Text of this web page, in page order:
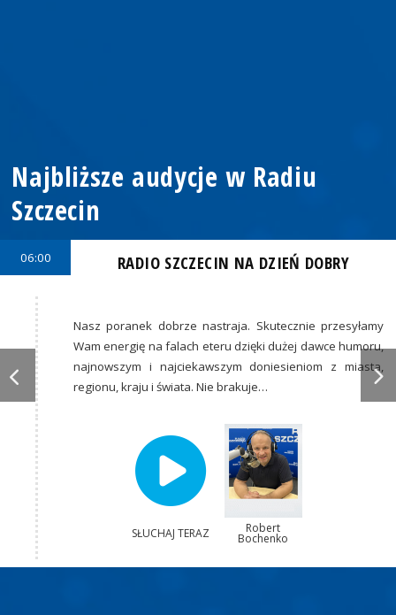
Najbliższe audycje w Radiu
Szczecin
06:00 RADIO SZCZECIN NA DZIEŃ DOBRY
Nasz poranek dobrze nastraja. Skutecznie przesyłamy
Wam energię na falach eteru dzięki dużej dawce humoru,
najnowszym i najciekawszym doniesieniom z miasta,
regionu, kraju i świata. Nie brakuje…
SŁUCHAJ TERAZ Robert
Bochenko